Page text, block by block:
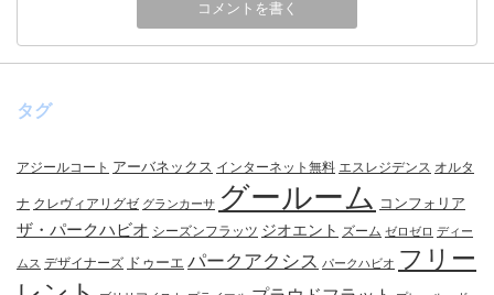
タグ
アジールコート アーバネックス インターネット無料 エスレジデンス オルタ
ナ クレヴィアリグゼ グランカーサ グールーム コンフォリア
ザ・パークハビオ シーズンフラッツ ジオエント ズーム ゼロゼロ ディー
ムス デザイナーズ ドゥーエ パークアクシス パークハビオ フリー